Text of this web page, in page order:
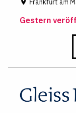
Frankfurt am
Gestern